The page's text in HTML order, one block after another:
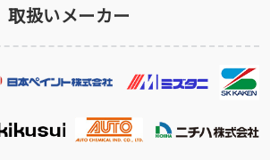
取扱いメーカー